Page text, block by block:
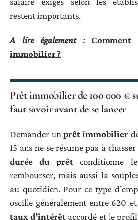
restent importants.
A lire également :
immobilier ?
Prêt immobilier de 100 000 €
faut savoir avant de se lancer
Demander unprêt immobilier
15 ans ne se résume pas à
durée du prêtconditionne
rembourser, mais aussi la
au quotidien. Pour ce type
oscille généralement entre 620
taux d’intérêtaccordé et le profil